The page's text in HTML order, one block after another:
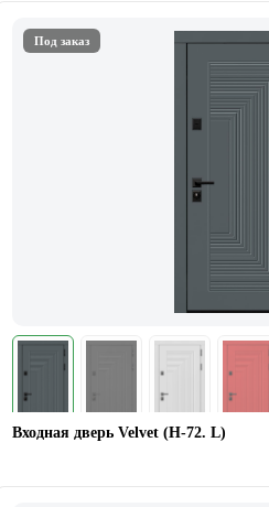
Под заказ
Входная дверь Velvet (Н-72. L)